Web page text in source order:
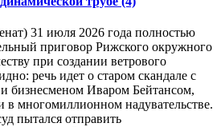
31 июля 2026 года полностью
приговор Рижского окружного
при создании ветрового
речь идет о старом скандале с
бизнесменом Иваром Бейтансом,
в многомиллионном надувательстве.
пытался отправить